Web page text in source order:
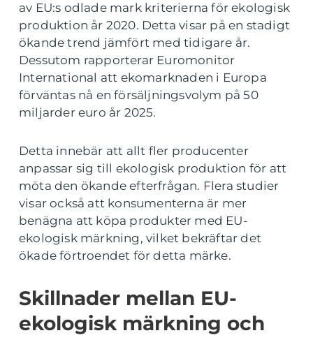
av EU:s odlade mark kriterierna för ekologisk
produktion år 2020. Detta visar på en stadigt
ökande trend jämfört med tidigare år.
Dessutom rapporterar Euromonitor
International att ekomarknaden i Europa
förväntas nå en försäljningsvolym på 50
miljarder euro år 2025.
Detta innebär att allt fler producenter
anpassar sig till ekologisk produktion för att
möta den ökande efterfrågan. Flera studier
visar också att konsumenterna är mer
benägna att köpa produkter med EU-
ekologisk märkning, vilket bekräftar det
ökade förtroendet för detta märke.
Skillnader mellan EU-
ekologisk märkning och